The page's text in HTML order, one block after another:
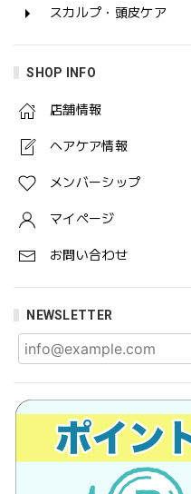
スカルプ・頭皮ケア
SHOP INFO
店舗情報
ヘアケア情報
メンバーシップ
マイページ
お問い合わせ
NEWSLETTER